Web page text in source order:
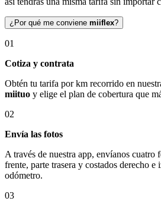
¿Por qué me conviene miiflex?
01
Cotiza y contrata
Obtén tu tarifa por km recorrido en
miituo y elige el plan de cobertura que
02
Envía las fotos
A través de nuestra app, envíanos cuatro
frente, parte trasera y costados derecho
odómetro.
03